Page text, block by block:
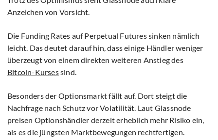
Anzeichen von Vorsicht.
Die Funding Rates auf Perpetual Futures sinken nämlich
leicht. Das deutet darauf hin, dass einige Händler weniger
überzeugt von einem direkten weiteren Anstieg des
Bitcoin-Kursessind.
Besonders der Optionsmarkt fällt auf. Dort steigt die
Nachfrage nach Schutz vor Volatilität. Laut Glassnode
preisen Optionshändler derzeit erheblich mehr Risiko ein,
als es die jüngsten Marktbewegungen rechtfertigen.